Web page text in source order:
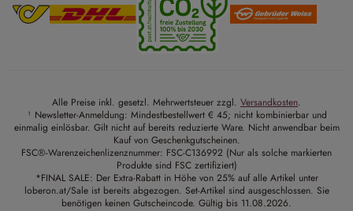
Alle Preise inkl. gesetzl. Mehrwertsteuer zzgl. Versandkosten.
¹ Newsletter-Anmeldung: Mindestbestellwert € 45; nicht kombinierbar und
einmalig einlösbar. Gilt nicht auf bereits reduzierte Ware. Nicht anwendbar beim
Kauf von Geschenkgutscheinen.
FSC®-Warenzeichenlizenznummer: FSC-C136992 (Nur als solche markierten
Produkte sind FSC zertifiziert)
*FINAL SALE: Der Extra-Rabatt in Höhe von 25% auf alle Artikel unter
loberon.at/Sale ist bereits abgezogen. Set-Artikel sind ausgeschlossen. Sie
benötigen keinen Gutscheincode. Gültig bis 11.08.2026.